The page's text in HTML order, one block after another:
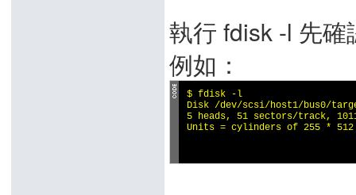
執行 fdisk -l 先
例如：
$ fdisk -l
Disk /dev/scsi/host1/bus0/
5 heads, 51 sectors/track,
Units = cylinders of 255 * 512